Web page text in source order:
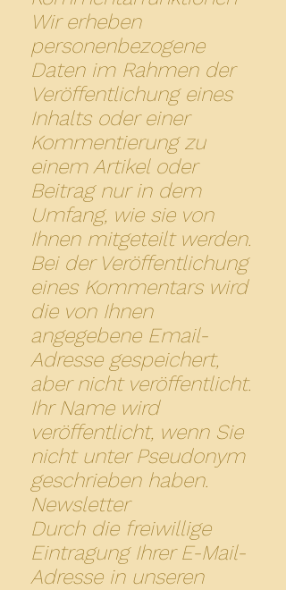
Wir erheben
personenbezogene
Daten im Rahmen der
Veröffentlichung eines
Inhalts oder einer
Kommentierung zu
einem Artikel oder
Beitrag nur in dem
Umfang, wie sie von
Ihnen mitgeteilt werden.
Bei der Veröffentlichung
eines Kommentars wird
die von Ihnen
angegebene Email-
Adresse gespeichert,
aber nicht veröffentlicht.
Ihr Name wird
veröffentlicht, wenn Sie
nicht unter Pseudonym
geschrieben haben.
Newsletter
Durch die freiwillige
Eintragung Ihrer E-Mail-
Adresse in unseren